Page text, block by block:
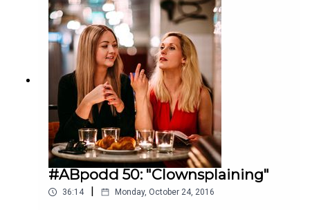
#ABpodd 50: "Clownsplaining"
36:14 Monday, October 24, 2016